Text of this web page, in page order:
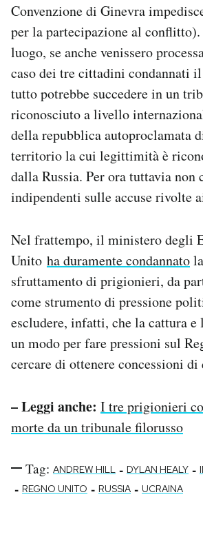
Convenzione di Ginevra
per la partecipazione al conflitto).
luogo, se anche venissero
caso dei tre cittadini condannati
tutto potrebbe succedere in un
riconosciuto a livello
della repubblica autoproclamata
territorio la cui legittimità è
dalla Russia. Per ora tuttavia non
indipendenti sulle accuse rivolte
Nel frattempo, il ministero degli
Unito ha duramente condannato
sfruttamento di prigionieri, da
come strumento di pressione
escludere, infatti, che la cattura e
un modo per fare pressioni sul
cercare di ottenere concessioni
– Leggi anche: I tre prigionieri
morte da un tribunale filorusso
Tag: ANDREW HILL - DYLAN HEALY -
- REGNO UNITO - RUSSIA - UCRAINA